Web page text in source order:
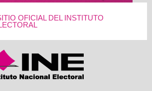
OFICIAL DEL INSTITUTO